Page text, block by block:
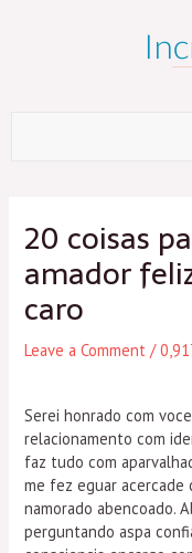
20 coisas
amador
caro
Leave a Comment /
Serei honrado com
relacionamento com
faz tudo com
me fez eguar acercade
namorado abencoado.
perguntando aspa